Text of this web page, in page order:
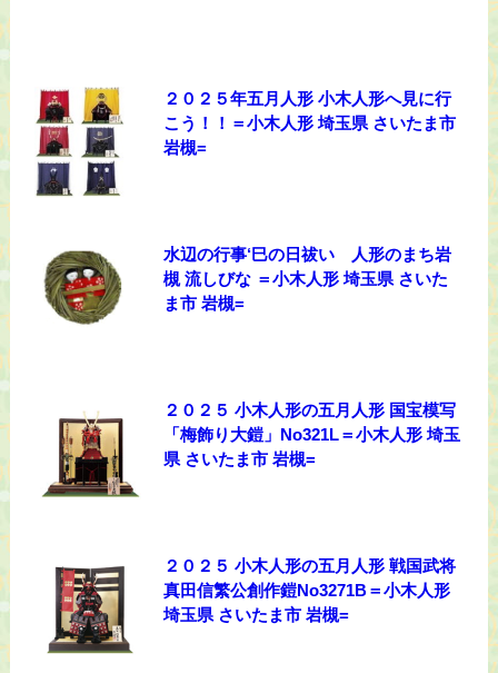
２０２５年五月人形 小木人形へ見に行
こう！！＝小木人形 埼玉県 さいたま市
岩槻=
水辺の行事‘巳の日祓い 人形のまち岩
槻 流しびな ＝小木人形 埼玉県 さいた
ま市 岩槻=
２０２５ 小木人形の五月人形 国宝模写
「梅飾り大鎧」No321L＝小木人形 埼玉
県 さいたま市 岩槻=
２０２５ 小木人形の五月人形 戦国武将
真田信繁公創作鎧No3271B＝小木人形
埼玉県 さいたま市 岩槻=